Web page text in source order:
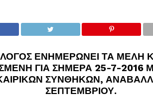
ΕΝΗΜΕΡΏΝΕΙ ΤΑ ΜΈΛΗ
ΓΙΑ ΣΉΜΕΡΑ 25-7-2016
ΣΥΝΘΗΚΏΝ,
ΣΕΠΤΕΜΒΡΊΟΥ.